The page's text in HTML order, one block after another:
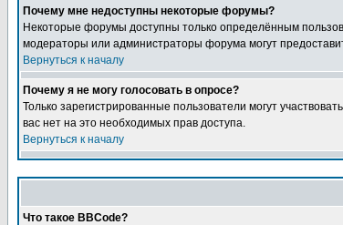
Почему мне недоступны некоторые форумы?
Некоторые форумы доступны только определённым
модераторы или администраторы форума могут
Вернуться к началу
Почему я не могу голосовать в опросе?
Только зарегистрированные пользователи могут
вас нет на это необходимых прав доступа.
Вернуться к началу
Что такое BBCode?